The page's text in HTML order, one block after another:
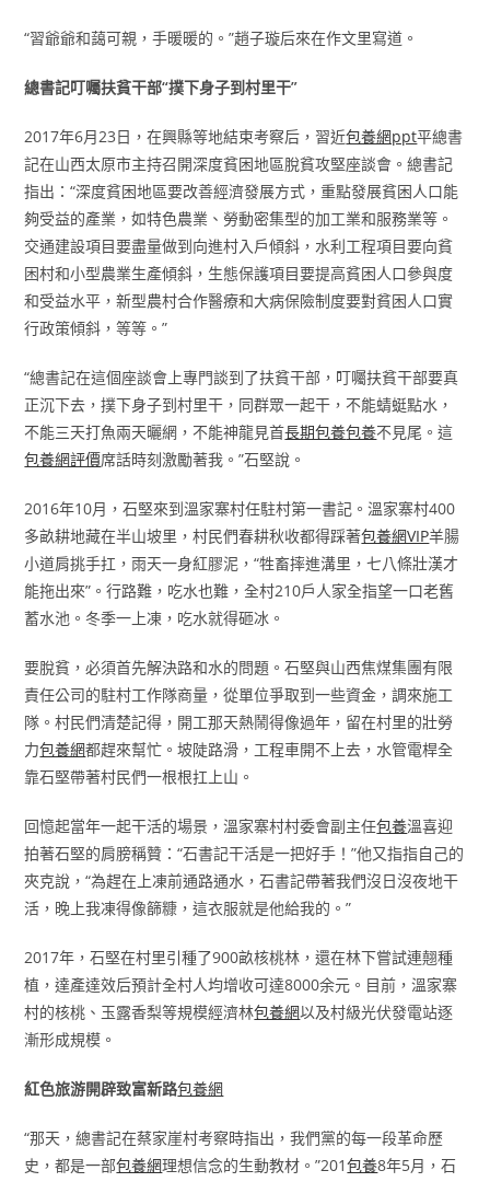
“習爺爺和藹可親，手暖暖的。”趙子璇后來在作文里寫道。
總書記叮囑扶貧干部“撲下身子到村里干”
2017年6月23日，在興縣等地結束考察后，習近包養網ppt平總書
記在山西太原市主持召開深度貧困地區脫貧攻堅座談會。總書記
指出：“深度貧困地區要改善經濟發展方式，重點發展貧困人口能
夠受益的產業，如特色農業、勞動密集型的加工業和服務業等。
交通建設項目要盡量做到向進村入戶傾斜，水利工程項目要向貧
困村和小型農業生產傾斜，生態保護項目要提高貧困人口參與度
和受益水平，新型農村合作醫療和大病保險制度要對貧困人口實
行政策傾斜，等等。”
“總書記在這個座談會上專門談到了扶貧干部，叮囑扶貧干部要真
正沉下去，撲下身子到村里干，同群眾一起干，不能蜻蜓點水，
不能三天打魚兩天曬網，不能神龍見首長期包養包養不見尾。這
包養網評價席話時刻激勵著我。”石堅說。
2016年10月，石堅來到溫家寨村任駐村第一書記。溫家寨村400
多畝耕地藏在半山坡里，村民們春耕秋收都得踩著包養網VIP羊腸
小道肩挑手扛，雨天一身紅膠泥，“牲畜摔進溝里，七八條壯漢才
能拖出來”。行路難，吃水也難，全村210戶人家全指望一口老舊
蓄水池。冬季一上凍，吃水就得砸冰。
要脫貧，必須首先解決路和水的問題。石堅與山西焦煤集團有限
責任公司的駐村工作隊商量，從單位爭取到一些資金，調來施工
隊。村民們清楚記得，開工那天熱鬧得像過年，留在村里的壯勞
力包養網都趕來幫忙。坡陡路滑，工程車開不上去，水管電桿全
靠石堅帶著村民們一根根扛上山。
回憶起當年一起干活的場景，溫家寨村村委會副主任包養溫喜迎
拍著石堅的肩膀稱贊：“石書記干活是一把好手！”他又指指自己的
夾克說，“為趕在上凍前通路通水，石書記帶著我們沒日沒夜地干
活，晚上我凍得像篩糠，這衣服就是他給我的。”
2017年，石堅在村里引種了900畝核桃林，還在林下嘗試連翹種
植，達產達效后預計全村人均增收可達8000余元。目前，溫家寨
村的核桃、玉露香梨等規模經濟林包養網以及村級光伏發電站逐
漸形成規模。
紅色旅游開辟致富新路包養網
“那天，總書記在蔡家崖村考察時指出，我們黨的每一段革命歷
史，都是一部包養網理想信念的生動教材。”201包養8年5月，石